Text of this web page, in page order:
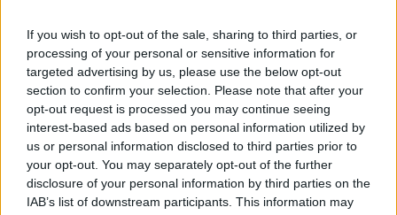
If you wish to opt-out of the sale, sharing to third parties, or
processing of your personal or sensitive information for
targeted advertising by us, please use the below opt-out
section to confirm your selection. Please note that after your
opt-out request is processed you may continue seeing
interest-based ads based on personal information utilized by
us or personal information disclosed to third parties prior to
your opt-out. You may separately opt-out of the further
disclosure of your personal information by third parties on the
IAB’s list of downstream participants. This information may
Bonus Malus
Presenze a
voto